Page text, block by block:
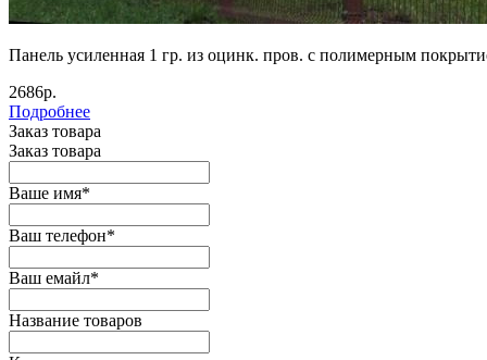
Панель усиленная 1 гр. из оцинк. пров. с полимерным
2686р.
Подробнее
Заказ товара
Заказ товара
Ваше имя*
Ваш телефон*
Ваш емайл*
Название товаров